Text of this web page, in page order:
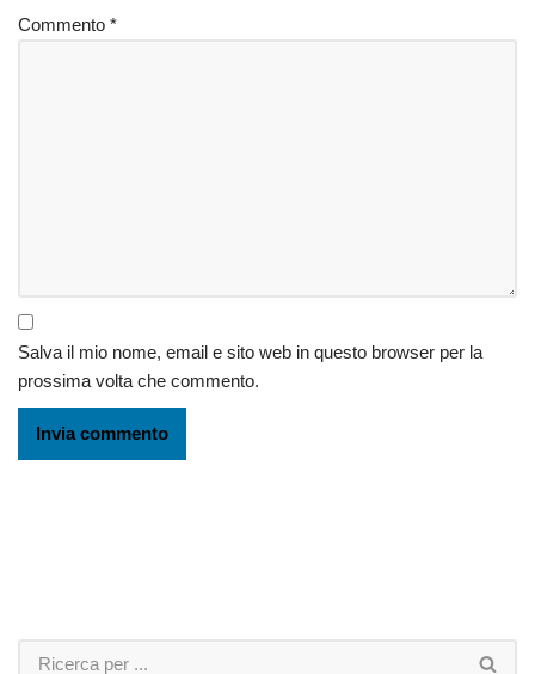
Commento *
Salva il mio nome, email e sito web in questo browser per la
prossima volta che commento.